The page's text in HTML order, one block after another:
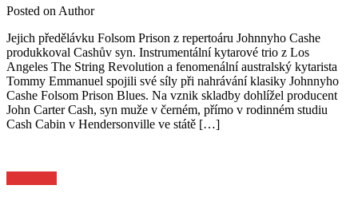
Posted on Author
Jejich předělávku Folsom Prison z repertoáru Johnnyho Cashe
produkkoval Cashův syn. Instrumentální kytarové trio z Los
Angeles The String Revolution a fenomenální australský kytarista
Tommy Emmanuel spojili své síly při nahrávání klasiky Johnnyho
Cashe Folsom Prison Blues. Na vznik skladby dohlížel producent
John Carter Cash, syn muže v černém, přímo v rodinném studiu
Cash Cabin v Hendersonville ve státě […]